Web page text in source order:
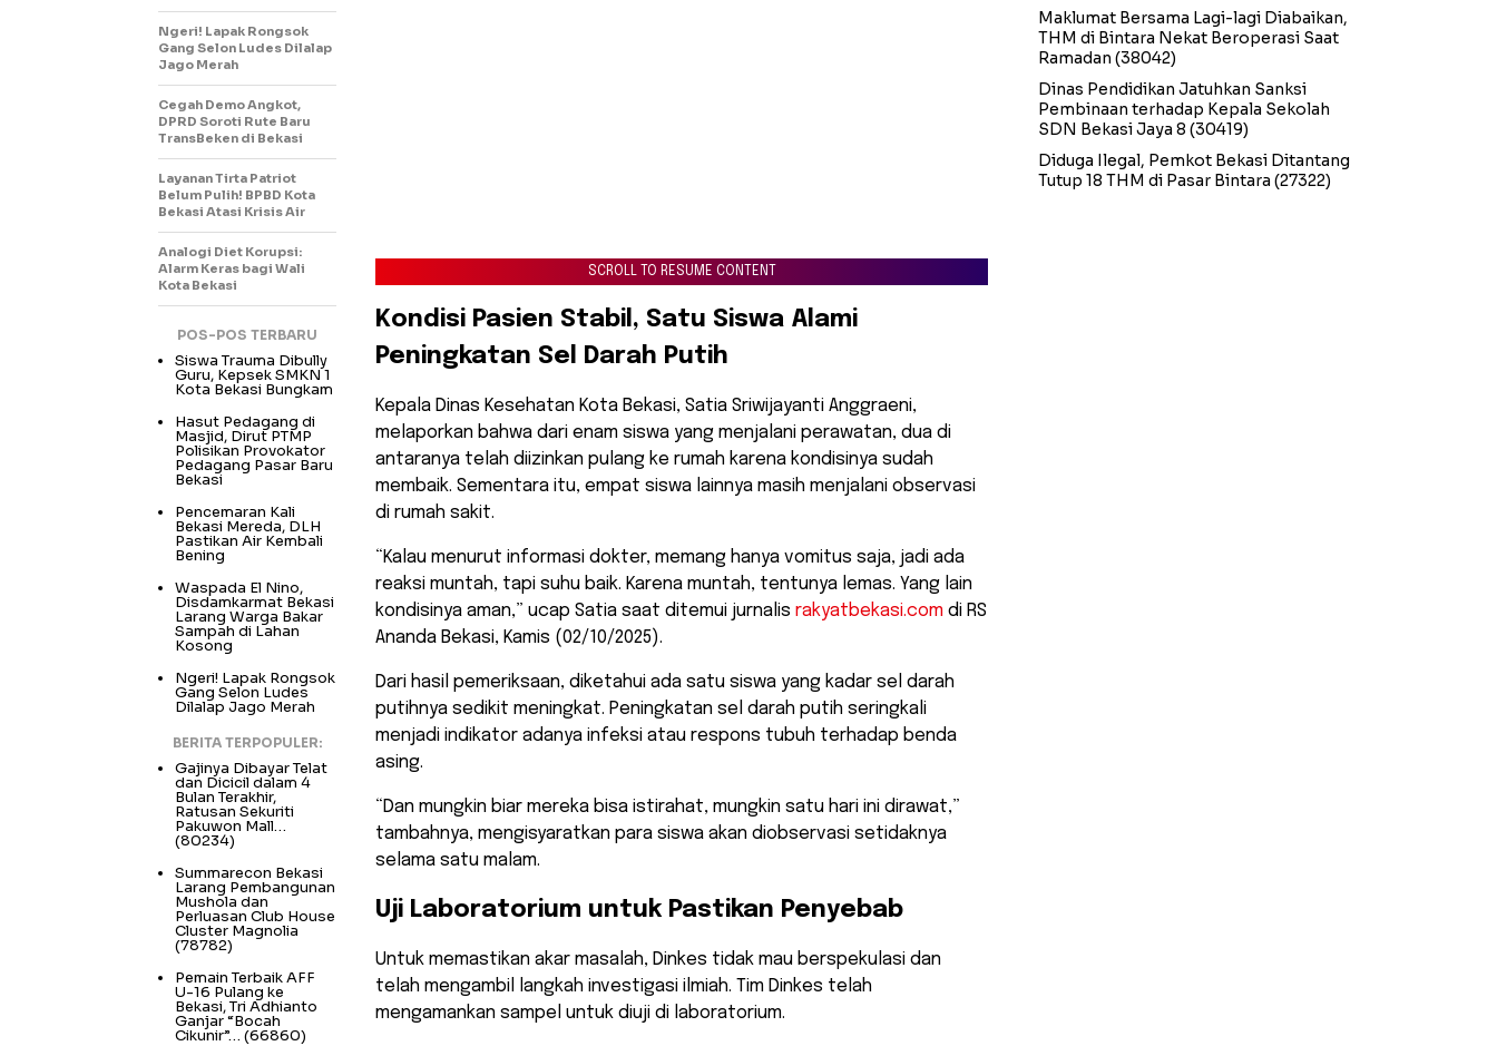
SCROLL TO RESUME CONTENT
Kondisi Pasien Stabil, Satu Siswa Alami
Peningkatan Sel Darah Putih
​Kepala Dinas Kesehatan Kota Bekasi, Satia Sriwijayanti Anggraeni,
melaporkan bahwa dari enam siswa yang menjalani perawatan, dua di
antaranya telah diizinkan pulang ke rumah karena kondisinya sudah
membaik. Sementara itu, empat siswa lainnya masih menjalani observasi
di rumah sakit.
“Kalau menurut informasi dokter, memang hanya vomitus saja, jadi ada
reaksi muntah, tapi suhu baik. Karena muntah, tentunya lemas. Yang lain
kondisinya aman,” ucap Satia saat ditemui jurnalis rakyatbekasi.com di RS
Ananda Bekasi, Kamis (02/10/2025).
​Dari hasil pemeriksaan, diketahui ada satu siswa yang kadar sel darah
putihnya sedikit meningkat. Peningkatan sel darah putih seringkali
menjadi indikator adanya infeksi atau respons tubuh terhadap benda
asing.
“Dan mungkin biar mereka bisa istirahat, mungkin satu hari ini dirawat,”
tambahnya, mengisyaratkan para siswa akan diobservasi setidaknya
selama satu malam.
Uji Laboratorium untuk Pastikan Penyebab
​Untuk memastikan akar masalah, Dinkes tidak mau berspekulasi dan
telah mengambil langkah investigasi ilmiah. Tim Dinkes telah
mengamankan sampel untuk diuji di laboratorium.
Ngeri! Lapak Rongsok
Gang Selon Ludes Dilalap
Jago Merah
Cegah Demo Angkot,
DPRD Soroti Rute Baru
TransBeken di Bekasi
Layanan Tirta Patriot
Belum Pulih! BPBD Kota
Bekasi Atasi Krisis Air
Analogi Diet Korupsi:
Alarm Keras bagi Wali
Kota Bekasi
POS-POS TERBARU
Siswa Trauma Dibully
Guru, Kepsek SMKN 1
Kota Bekasi Bungkam
Hasut Pedagang di
Masjid, Dirut PTMP
Polisikan Provokator
Pedagang Pasar Baru
Bekasi
Pencemaran Kali
Bekasi Mereda, DLH
Pastikan Air Kembali
Bening
Waspada El Nino,
Disdamkarmat Bekasi
Larang Warga Bakar
Sampah di Lahan
Kosong
Ngeri! Lapak Rongsok
Gang Selon Ludes
Dilalap Jago Merah
BERITA TERPOPULER:
Gajinya Dibayar Telat
dan Dicicil dalam 4
Bulan Terakhir,
Ratusan Sekuriti
Pakuwon Mall…
(80234)
Summarecon Bekasi
Larang Pembangunan
Mushola dan
Perluasan Club House
Cluster Magnolia
(78782)
Pemain Terbaik AFF
U-16 Pulang ke
Bekasi, Tri Adhianto
Ganjar “Bocah
Cikunir”… (66860)
Maklumat Bersama Lagi-lagi Diabaikan,
THM di Bintara Nekat Beroperasi Saat
Ramadan (38042)
Dinas Pendidikan Jatuhkan Sanksi
Pembinaan terhadap Kepala Sekolah
SDN Bekasi Jaya 8 (30419)
Diduga Ilegal, Pemkot Bekasi Ditantang
Tutup 18 THM di Pasar Bintara (27322)